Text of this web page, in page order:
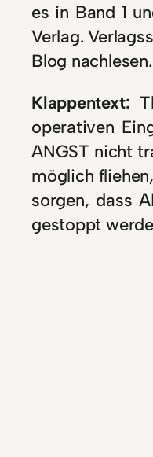
es in Band 1
Verlag.
Blog nachlesen.
Klappentext:
operativen
ANGST nicht
möglich
sorgen, dass
gestoppt